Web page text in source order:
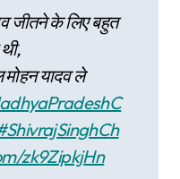
जीतने के लिए बहुत
यादव ले
zk9ZipkjHn